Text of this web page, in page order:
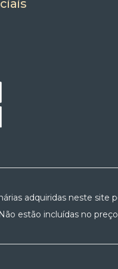
adquiridas neste site
Não estão incluídas no